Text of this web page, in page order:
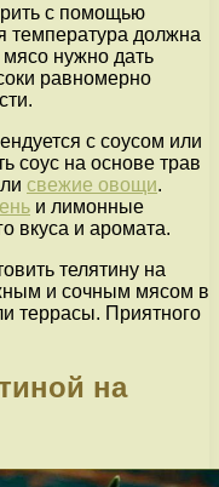
с помощью
температура должна
мясо нужно дать
равномерно
с соусом или
соус на основе трав
свежие овощи.
и лимонные
вкуса и аромата.
телятину на
и сочным мясом в
террасы. Приятного
на